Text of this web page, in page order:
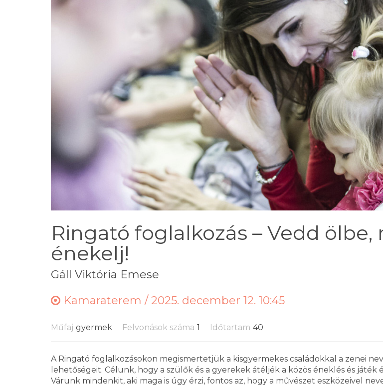
Ringató foglalkozás – Vedd ölbe,
énekelj!
Gáll Viktória Emese
Kamaraterem / 2025. december 12. 10:45
Műfaj gyermek Felvonások száma 1 Időtartam 40
A Ringató foglalkozásokon megismertetjük a kisgyermekes családokkal a zenei
lehetőségeit. Célunk, hogy a szülők és a gyerekek átéljék a közös éneklés és játék
Várunk mindenkit, aki maga is úgy érzi, fontos az, hogy a művészet eszközeivel